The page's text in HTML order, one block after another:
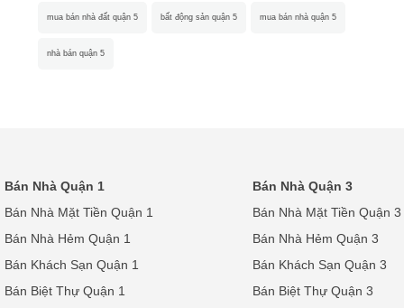
mua bán nhà đất quận 5 bất động sản quận 5 mua bán nhà quận 5
nhà bán quận 5
Bán Nhà Quận 1
Bán Nhà Quận 3
Bán Nhà Mặt Tiền Quận 1
Bán Nhà Mặt Tiền Quận 3
Bán Nhà Hẻm Quận 1
Bán Nhà Hẻm Quận 3
Bán Khách Sạn Quận 1
Bán Khách Sạn Quận 3
Bán Biệt Thự Quận 1
Bán Biệt Thự Quận 3